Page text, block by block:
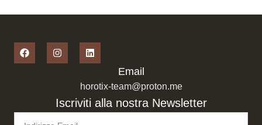
Iscriviti alla nostra Newsletter
Email
horotix-team@proton.me